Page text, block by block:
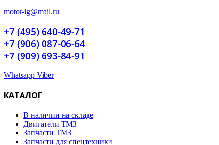
motor-ig@mail.ru
+7 (495) 640-49-71
+7 (906) 087-06-64
+7 (909) 693-84-91
Whatsapp Viber
КАТАЛОГ
В наличии на складе
Двигатели ТМЗ
Запчасти ТМЗ
Запчасти для спецтехники